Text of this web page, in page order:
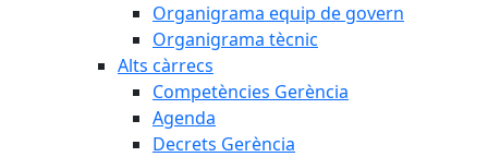
Organigrama equip de govern
Organigrama tècnic
Alts càrrecs
Competències Gerència
Agenda
Decrets Gerència